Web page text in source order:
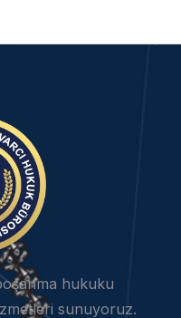
hukuku
sunuyoruz.